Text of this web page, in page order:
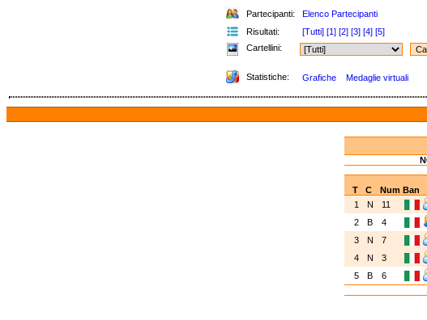
Partecipanti: Elenco Partecipanti
Risultati:
[Tutti] [1] [2] [3] [4] [5]
Cartellini:
Statistiche: Grafiche Medaglie virtuali
T
C NumBan
1
N 11
2
B 4
3
N 7
4
N 3
5
B 6